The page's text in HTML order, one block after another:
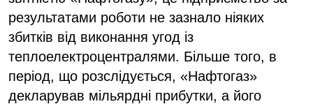
результатами роботи не зазнало ніяких
збитків від виконання угод із
теплоелектроцентралями. Більше того, в
період, що розслідується, «Нафтогаз»
декларував мільярдні прибутки, а його